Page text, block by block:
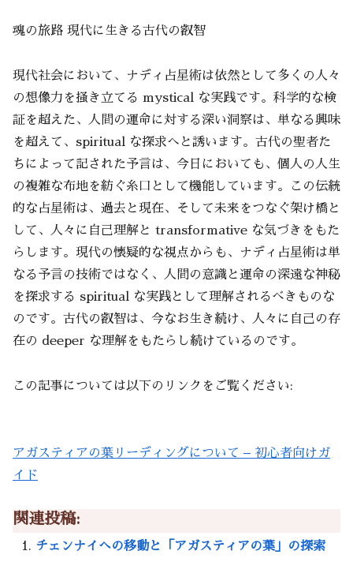
魂の旅路 現代に生きる古代の叡智
現代社会において、ナディ占星術は依然として多くの人々
の想像力を掻き立てる mystical な実践です。科学的な検
証を超えた、人間の運命に対する深い洞察は、単なる興味
を超えて、spiritual な探求へと誘います。古代の聖者た
ちによって記された予言は、今日においても、個人の人生
の複雑な布地を紡ぐ糸口として機能しています。この伝統
的な占星術は、過去と現在、そして未来をつなぐ架け橋と
して、人々に自己理解と transformative な気づきをもた
らします。現代の懐疑的な視点からも、ナディ占星術は単
なる予言の技術ではなく、人間の意識と運命の深遠な神秘
を探求する spiritual な実践として理解されるべきものな
のです。古代の叡智は、今なお生き続け、人々に自己の存
在の deeper な理解をもたらし続けているのです。
この記事については以下のリンクをご覧ください:
アガスティアの葉リーディングについて – 初心者向けガ
イド
関連投稿:
チェンナイへの移動と「アガスティアの葉」の探索